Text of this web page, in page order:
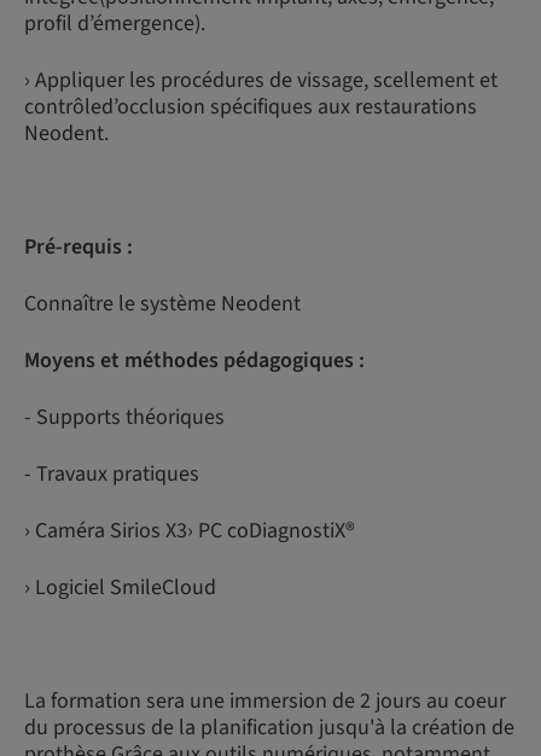
profil d’émergence).
› Appliquer les procédures de vissage, scellement et
contrôled’occlusion spécifiques aux restaurations
Neodent.
Pré-requis :
Connaître le système Neodent
Moyens et méthodes pédagogiques :
- Supports théoriques
- Travaux pratiques
› Caméra Sirios X3› PC coDiagnostiX®
› Logiciel SmileCloud
La formation sera une immersion de 2 jours au coeur
du processus de la planification jusqu'à la création de